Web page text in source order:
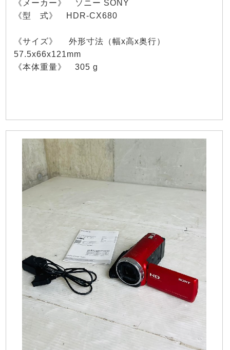
《メーカー》 ソニー SONY
《型 式》 HDR-CX680
《サイズ》 外形寸法（幅x高x奥行）
57.5x66x121mm
《本体重量》 305 g